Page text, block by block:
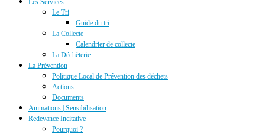
Les Services
Le Tri
Guide du tri
La Collecte
Calendrier de collecte
La Déchèterie
La Prévention
Politique Local de Prévention des déchets
Actions
Documents
Animations | Sensibilisation
Redevance Incitative
Pourquoi ?